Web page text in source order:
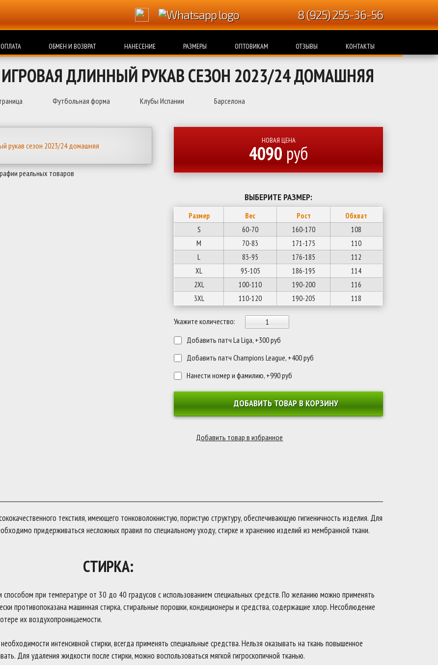
8 (925) 255-36-56
ОПЛАТА ОБМЕН И ВОЗВРАТ НАНЕСЕНИЕ РАЗМЕРЫ ОПТОВИКАМ ОТЗЫВЫ КОНТАКТЫ
ДЛИННЫЙ РУКАВ СЕЗОН 2023/24 ДОМАШНЯЯ
Футбольная форма Клубы Испании Барселона
реальных товаров
НОВАЯ ЦЕНА
4090 руб
ВЫБЕРИТЕ РАЗМЕР:
Размер Вес Рост
Обхват
S
60-70 160-170
108
M
70-83 171-175
110
L
83-95 176-185
112
XL
95-105 186-195
114
2XL
100-110 190-200
116
3XL
110-120 190-205 118
Укажите количество:
Добавить патч La Liga, +300 руб
Добавить патч Champions League, +400 руб
Нанести номер и фамилию, +990 руб
ДОБАВИТЬ ТОВАР В КОРЗИНУ
текстиля, имеющего тонковолокнистую, пористую структуру, обеспечивающую гигиеничность изделия. Для
придерживаться несложных правил по специальному уходу, стирке и хранению изделий из мембранной ткани.
СТИРКА:
при температуре от 30 до 40 градусов с использованием специальных средств. По желанию можно применять
противопоказана машинная стирка, стиральные порошки, кондиционеры и средства, содержащие хлор. Несоблюдение
их воздухопроницаемости.
интенсивной стирки, всегда применять специальные средства. Нельзя оказывать на ткань повышенное
Для удаления жидкости после стирки, можно воспользоваться мягкой гигроскопичной тканью.